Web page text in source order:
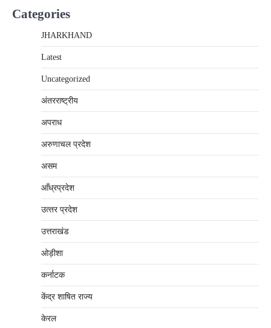
Categories
JHARKHAND
Latest
Uncategorized
अंतरराष्‍ट्रीय
अपराध
अरुणाचल प्रदेश
असम
आँध्रप्रदेश
उत्‍तर प्रदेश
उत्तराखंड
ओड़ीशा
कर्नाटक
केंद्र शाषित राज्य
केरल